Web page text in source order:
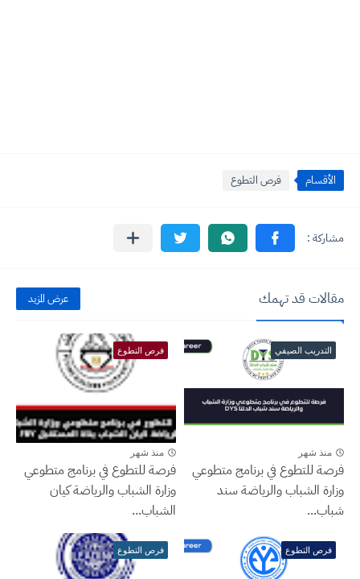
الأقسام فرص التطوع
مقالات قد تهمك عرض المزيد
التدريب الصيفي
منذ شهر
فرصة للتطوع في برنامج متطوعي
وزارة الشباب والرياضة سند
شباب...
فرص التطوع
منذ شهر
فرصة للتطوع في برنامج متطوعي
وزارة الشباب والرياضة كيان
الشباب...
فرص التطوع فرص التطوع